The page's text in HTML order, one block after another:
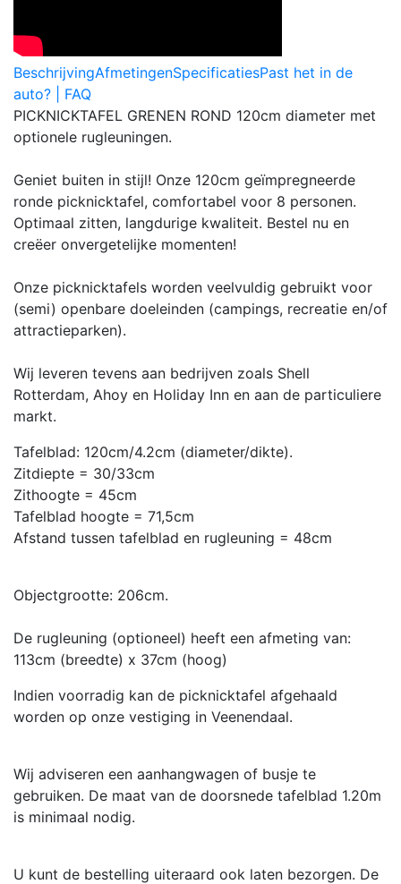
BeschrijvingAfmetingenSpecificatiesPast het in de
auto? | FAQ
PICKNICKTAFEL GRENEN ROND 120cm diameter met
optionele rugleuningen.
Geniet buiten in stijl! Onze 120cm geïmpregneerde
ronde picknicktafel, comfortabel voor 8 personen.
Optimaal zitten, langdurige kwaliteit. Bestel nu en
creëer onvergetelijke momenten!
Onze picknicktafels worden veelvuldig gebruikt voor
(semi) openbare doeleinden (campings, recreatie en/of
attractieparken).
Wij leveren tevens aan bedrijven zoals Shell
Rotterdam, Ahoy en Holiday Inn en aan de particuliere
markt.
Tafelblad: 120cm/4.2cm (diameter/dikte).
Zitdiepte = 30/33cm
Zithoogte = 45cm
Tafelblad hoogte = 71,5cm
Afstand tussen tafelblad en rugleuning = 48cm
Objectgrootte: 206cm.
De rugleuning (optioneel) heeft een afmeting van:
113cm (breedte) x 37cm (hoog)
Indien voorradig kan de picknicktafel afgehaald
worden op onze vestiging in Veenendaal.
Wij adviseren een aanhangwagen of busje te
gebruiken. De maat van de doorsnede tafelblad 1.20m
is minimaal nodig.
U kunt de bestelling uiteraard ook laten bezorgen. De